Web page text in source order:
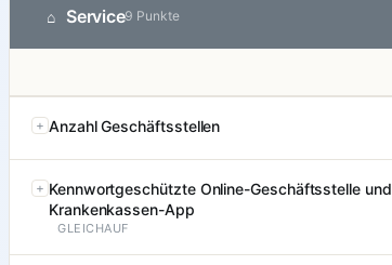
⌂ Service9 Punkte
Anzahl Geschäftsstellen
Kennwortgeschützte Online-Geschäftsstelle und
Krankenkassen-App
GLEICHAUF